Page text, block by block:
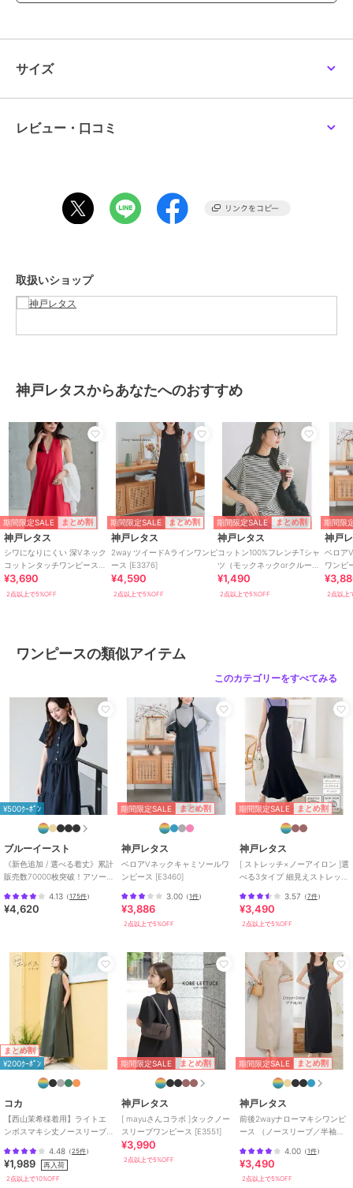
ポイントになって後ろ姿もかわいい。
#コウベレタス
商品カテゴリ ワンピースドレス ／ワンピース
性別タイプ
レディース
モカ
特徴
ワンピースドレス
素材/無地/ロング・マキシ丈
/ノースリーブ/ライフスタイル
/Ａライン(シルエット)
フレア
スカート
ロング・マキシ丈
ワンピース
綿・コットン素材/
ポリエステル
素材/ 無地
ロング・マキシ丈
/ノースリーブ/ライフスタイル
/ Ａライン(シルエット)/フレア
スカート
ロング・マキシ丈
サイズ
レビュー・口コミ
取扱いショップ
神戸レタスからあなたへのおすすめ
期間限定SALE まとめ割
神戸レタス
シワになりにくい 深Vネック
コットンタッチワンピース
[E3593]
¥3,690
2点以上で5%OFF
期間限定SALE まとめ割
神戸レタス
2way ツイードAラインワンピ
ース [E3376]
¥4,590
2点以上で5%OFF
期間限定SALE まとめ割
神戸レタス
コットン100%フレンチTシャ
ツ（モックネックorクルーネ
ック） [C4819]
¥1,490
2点以上で5%OFF
期間限
神戸
ベロア
ワンピ
2点以上
ワンピースの類似アイテム
このカテゴリーをすべてみる
¥500ｸｰﾎﾟﾝ
ブルーイースト
《新色追加 / 選べる着丈》累計
販売数70000枚突破！アソー
4.13 （175件）
¥4,620
期間限定SALE まとめ割
神戸レタス
ベロアVネックキャミソールワ
ンピース [E3460]
3.00 （1件）
¥3,886
2点以上で5%OFF
期間限定SALE まとめ割
神戸レタス
[ ストレッチ×ノーアイロン ]選
べる3タイプ 細見えストレッチ
3.57 （7件）
¥3,490
2点以上で5%OFF
まとめ割
¥200ｸｰﾎﾟﾝ
コカ
【西山茉希様着用】ライトエ
ンボスマキシ丈ノースリーブ
にくい・速乾
4.48 （25件）
¥1,989 再入荷
2点以上で10%OFF
期間限定SALE まとめ割
神戸レタス
[ mayuさんコラボ ]タックノー
スリーブワンピース [E3551]
¥3,990
2点以上で5%OFF
期間限定SALE まとめ割
神戸レタス
前後2wayナローマキシワンピ
ース （ノースリーブ／半袖）
4.00（1件）
¥3,490
2点以上で5%OFF